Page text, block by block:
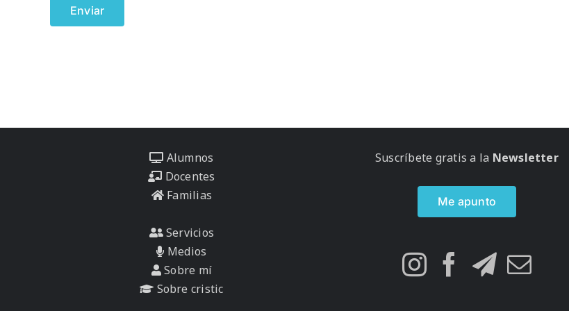
Alumnos
Docentes
Familias
Servicios
Medios
Sobre mí
Sobre cristic
Suscríbete gratis a la Newsletter
Me apunto